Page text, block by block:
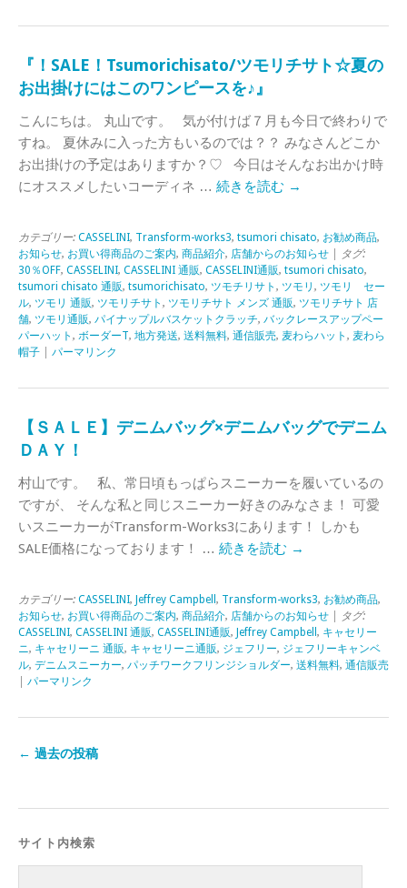
『！SALE！Tsumorichisato/ツモリチサト☆夏の
お出掛けにはこのワンピースを♪』
こんにちは。 丸山です。 気が付けば７月も今日で終わりで
すね。 夏休みに入った方もいるのでは？？ みなさんどこか
お出掛けの予定はありますか？♡ 今日はそんなお出かけ時
にオススメしたいコーディネ … 続きを読む →
カテゴリー: CASSELINI, Transform-works3, tsumori chisato, お勧め商品,
お知らせ, お買い得商品のご案内, 商品紹介, 店舗からのお知らせ | タグ:
30％OFF, CASSELINI, CASSELINI 通販, CASSELINI通販, tsumori chisato,
tsumori chisato 通販, tsumorichisato, ツモチリサト , ツモリ , ツモリ セー
ル, ツモリ 通販, ツモリチサト , ツモリチサト メンズ 通販, ツモリチサト 店
舗, ツモリ通販, パイナップルバスケットクラッチ, バックレースアップペー
パーハット , ボーダーT, 地方発送, 送料無料, 通信販売, 麦わらハット , 麦わら
帽子
パーマリンク
【ＳＡＬＥ】デニムバッグ×デニムバッグでデニム
ＤＡＹ！
村山です。 私、常日頃もっぱらスニーカーを履いているの
ですが、 そんな私と同じスニーカー好きのみなさま！ 可愛
いスニーカーがTransform-Works3にあります！ しかも
SALE価格になっております！ … 続きを読む →
カテゴリー: CASSELINI, Jeffrey Campbell , Transform-works3, お勧め商品,
お知らせ, お買い得商品のご案内, 商品紹介, 店舗からのお知らせ | タグ:
CASSELINI, CASSELINI 通販, CASSELINI通販, Jeffrey Campbell , キャセリー
ニ, キャセリーニ 通販, キャセリーニ通販, ジェフリー, ジェフリーキャンベ
ル, デニムスニーカー, パッチワークフリンジショルダー, 送料無料, 通信販売
パーマリンク
← 過去の投稿
サイト内検索